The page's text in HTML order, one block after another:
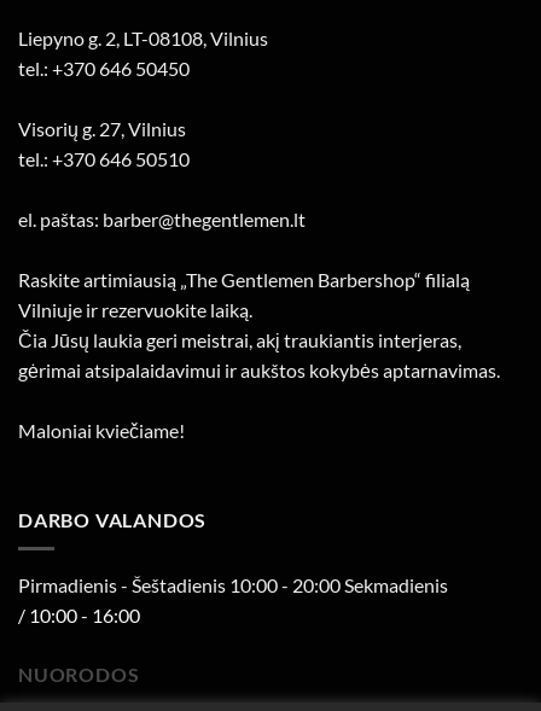
Liepyno g. 2, LT-08108, Vilnius
tel.: +370 646 50450
Visorių g. 27, Vilnius
tel.: +370 646 50510
el. paštas: barber@thegentlemen.lt
Raskite artimiausią „The Gentlemen Barbershop“ filialą
Vilniuje ir rezervuokite laiką.
Čia Jūsų laukia geri meistrai, akį traukiantis interjeras,
gėrimai atsipalaidavimui ir aukštos kokybės aptarnavimas.
Maloniai kviečiame!
DARBO VALANDOS
Pirmadienis - Šeštadienis 10:00 - 20:00 Sekmadienis
/ 10:00 - 16:00
NUORODOS